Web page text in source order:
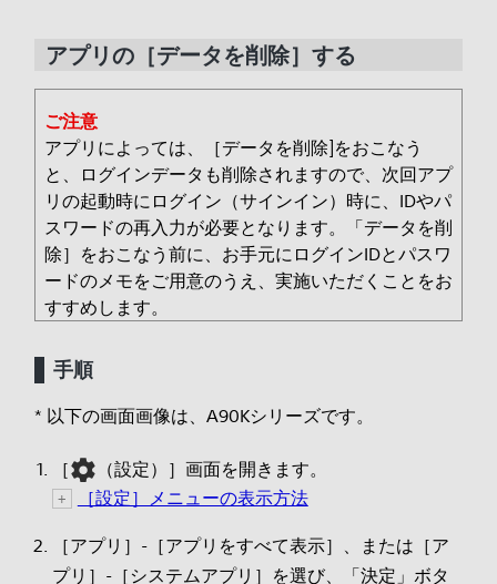
アプリの［データを削除］する
ご注意
アプリによっては、［データを削除]をおこなう
と、ログインデータも削除されますので、次回アプ
リの起動時にログイン（サインイン）時に、IDやパ
スワードの再入力が必要となります。「データを削
除］をおこなう前に、お手元にログインIDとパスワ
ードのメモをご用意のうえ、実施いただくことをお
すすめします。
手順
* 以下の画面画像は、A90Kシリーズです。
［
（設定）］画面を開きます。
［設定］メニューの表示方法
［アプリ］-［アプリをすべて表示］、または［ア
プリ］-［システムアプリ］を選び、「決定」ボタ